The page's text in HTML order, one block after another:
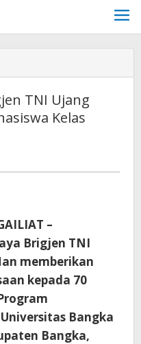
TNI Ujang
Kelas
–
Brigjen TNI
memberikan
kepada 70
Bangka
Bangka,